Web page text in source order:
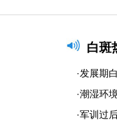
白斑
·发展期
·潮湿环
·军训过